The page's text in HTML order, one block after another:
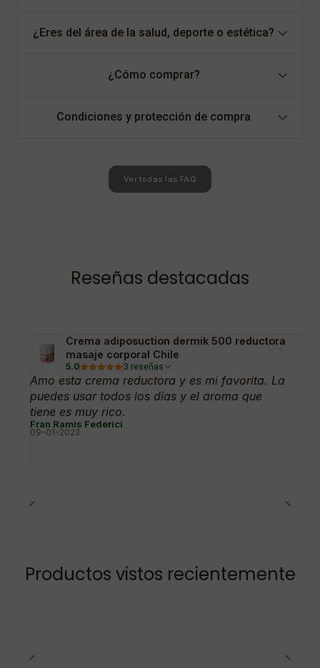
¿Eres del área de la salud, deporte o estética?
¿Cómo comprar?
Condiciones y protección de compra
Ver todas las FAQ
Reseñas destacadas
Crema adiposuction dermik 500 reductora
masaje corporal Chile
5.0 3 reseñas
Amo esta crema reductora y es mi favorita. La
puedes usar todos los días y el aroma que
tiene es muy rico.
Fran Ramis Federici
09-01-2023
Productos vistos recientemente